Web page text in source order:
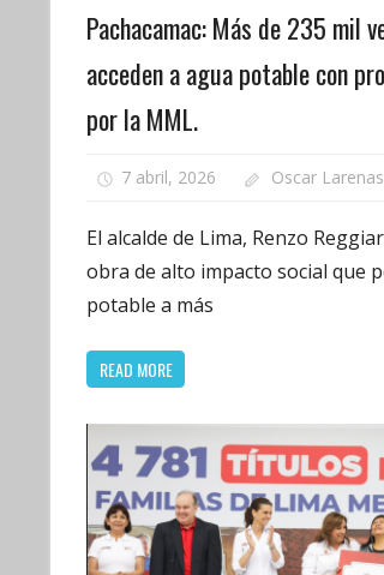
Pachacamac: Más de 235 mil
acceden a agua potable con
por la MML.
7 abril, 2026 Oscar Larenas
El alcalde de Lima, Renzo
obra de alto impacto social que
potable a más
READ MORE